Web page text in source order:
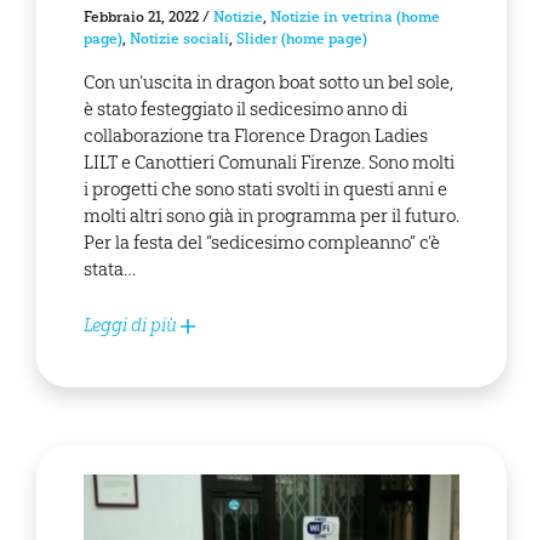
Febbraio 21, 2022 / Notizie, Notizie in vetrina (home
page), Notizie sociali, Slider (home page)
Con un’uscita in dragon boat sotto un bel sole,
è stato festeggiato il sedicesimo anno di
collaborazione tra Florence Dragon Ladies
LILT e Canottieri Comunali Firenze. Sono molti
i progetti che sono stati svolti in questi anni e
molti altri sono già in programma per il futuro.
Per la festa del “sedicesimo compleanno” c’è
stata…
Leggi di più